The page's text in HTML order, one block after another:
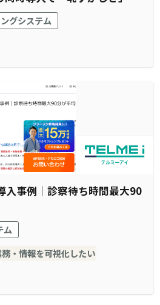
グシステム
入事例｜診察待ち時間最大90
ム
・情報を可視化したい